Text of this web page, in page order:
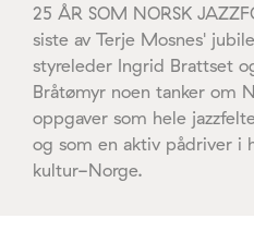
25 ÅR SOM NORSK
siste av Terje Mosnes'
styreleder Ingrid Brattset
Bråtømyr noen tanker om
oppgaver som hele
og som en aktiv pådriver i
kultur-Norge.